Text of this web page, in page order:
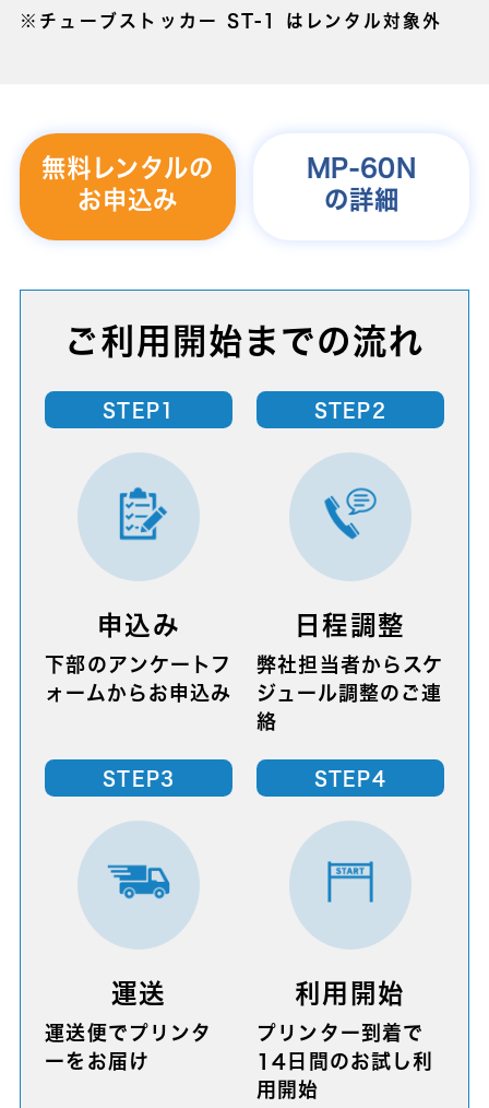
※チューブストッカー ST-1 はレンタル対象外
無料レンタルの
お申込み
MP-60N
の詳細
ご利用開始までの流れ
STEP1
申込み
下部のアンケートフ
ォームからお申込み
STEP2
日程調整
弊社担当者からスケ
ジュール調整のご連
絡
STEP3
運送
運送便でプリンタ
ーをお届け
STEP4
利用開始
プリンター到着で
14日間のお試し利
用開始